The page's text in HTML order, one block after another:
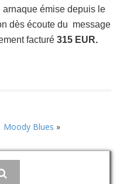
arnaque émise depuis le
dès écoute du message
facturé 315 EUR.
Moody Blues »